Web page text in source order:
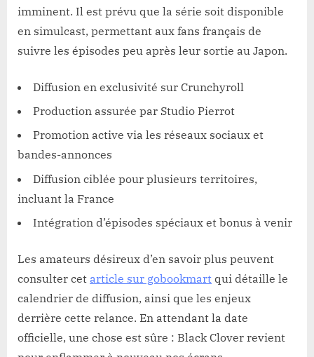
imminent. Il est prévu que la série soit disponible
en simulcast, permettant aux fans français de
suivre les épisodes peu après leur sortie au Japon.
Diffusion en exclusivité sur Crunchyroll
Production assurée par Studio Pierrot
Promotion active via les réseaux sociaux et
bandes-annonces
Diffusion ciblée pour plusieurs territoires,
incluant la France
Intégration d’épisodes spéciaux et bonus à venir
Les amateurs désireux d’en savoir plus peuvent
consulter cet article sur gobookmart qui détaille le
calendrier de diffusion, ainsi que les enjeux
derrière cette relance. En attendant la date
officielle, une chose est sûre : Black Clover revient